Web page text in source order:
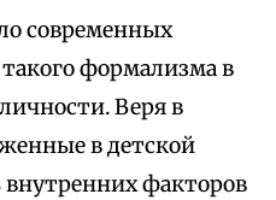
современных
такого формализма в
Веря в
в детской
внутренних факторов